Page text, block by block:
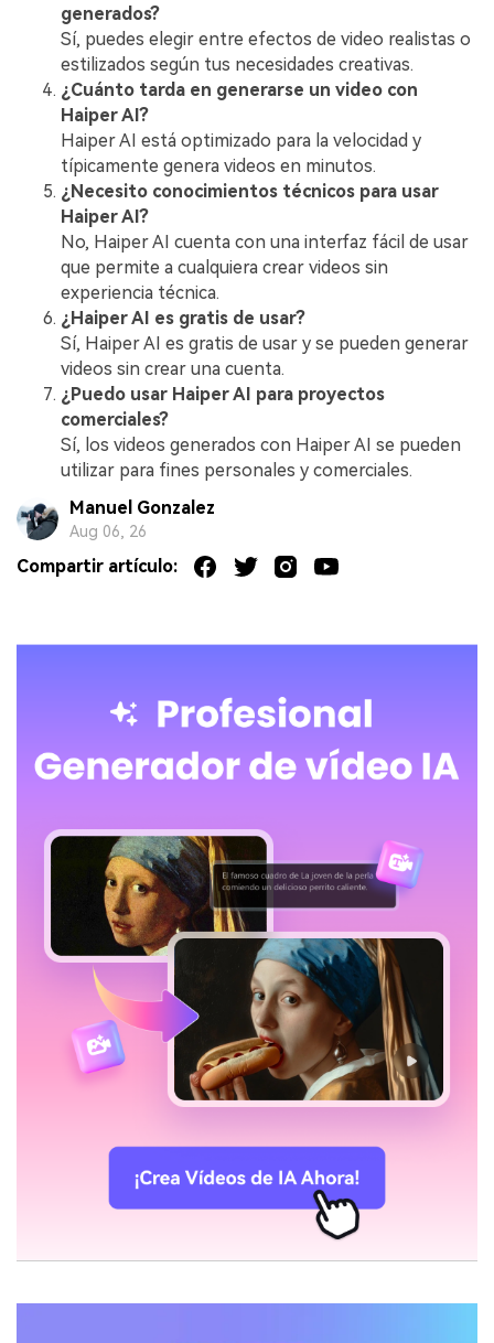
generados?
Sí, puedes elegir entre efectos de video realistas o
estilizados según tus necesidades creativas.
¿Cuánto tarda en generarse un video con
Haiper AI?
Haiper AI está optimizado para la velocidad y
típicamente genera videos en minutos.
¿Necesito conocimientos técnicos para usar
Haiper AI?
No, Haiper AI cuenta con una interfaz fácil de usar
que permite a cualquiera crear videos sin
experiencia técnica.
¿Haiper AI es gratis de usar?
Sí, Haiper AI es gratis de usar y se pueden generar
videos sin crear una cuenta.
¿Puedo usar Haiper AI para proyectos
comerciales?
Sí, los videos generados con Haiper AI se pueden
utilizar para fines personales y comerciales.
Manuel Gonzalez
Aug 06, 26
Compartir artículo: